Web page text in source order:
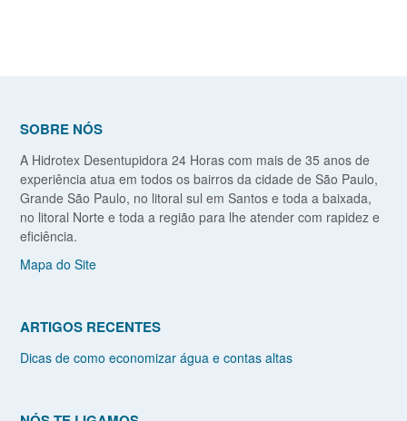
SOBRE NÓS
A Hidrotex Desentupidora 24 Horas com mais de 35 anos de
experiência atua em todos os bairros da cidade de São Paulo,
Grande São Paulo, no litoral sul em Santos e toda a baixada,
no litoral Norte e toda a região para lhe atender com rapidez e
eficiência.
Mapa do Site
ARTIGOS RECENTES
Dicas de como economizar água e contas altas